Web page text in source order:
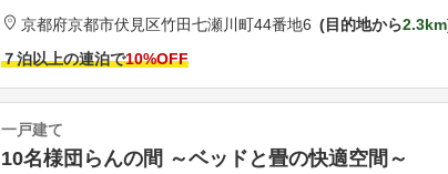
京都府京都市伏見区竹田七瀬川町44番地6 目的地から2.3km
７泊以上の連泊で10%OFF
一戸建て
10名様団らんの間 ～ベッドと畳の快適空間～